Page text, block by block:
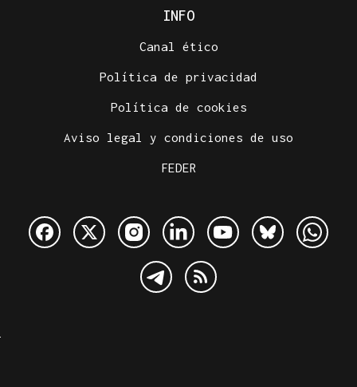
INFO
Canal ético
Política de privacidad
Política de cookies
Aviso legal y condiciones de uso
FEDER